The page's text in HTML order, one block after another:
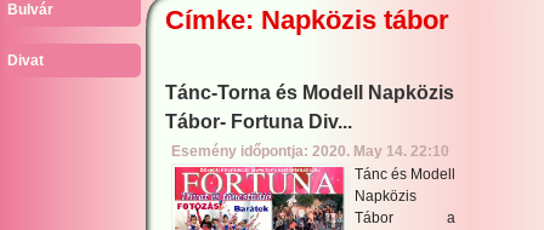
Bulvár
Divat
Címke: Napközis tábor
Tánc-Torna és Modell Napközis
Tábor- Fortuna Div...
Esemény időpontja: 2020. May 14. 22:10
Tánc és Modell
Napközis
Tábor a